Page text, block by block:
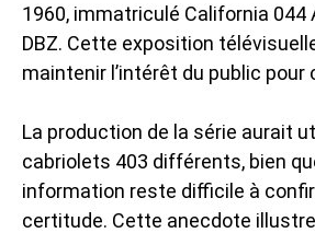
1960, immatriculé California 044
DBZ. Cette exposition
maintenir l’intérêt du public pour
La production de la série aurait
cabriolets 403 différents, bien
information reste difficile à
certitude. Cette anecdote